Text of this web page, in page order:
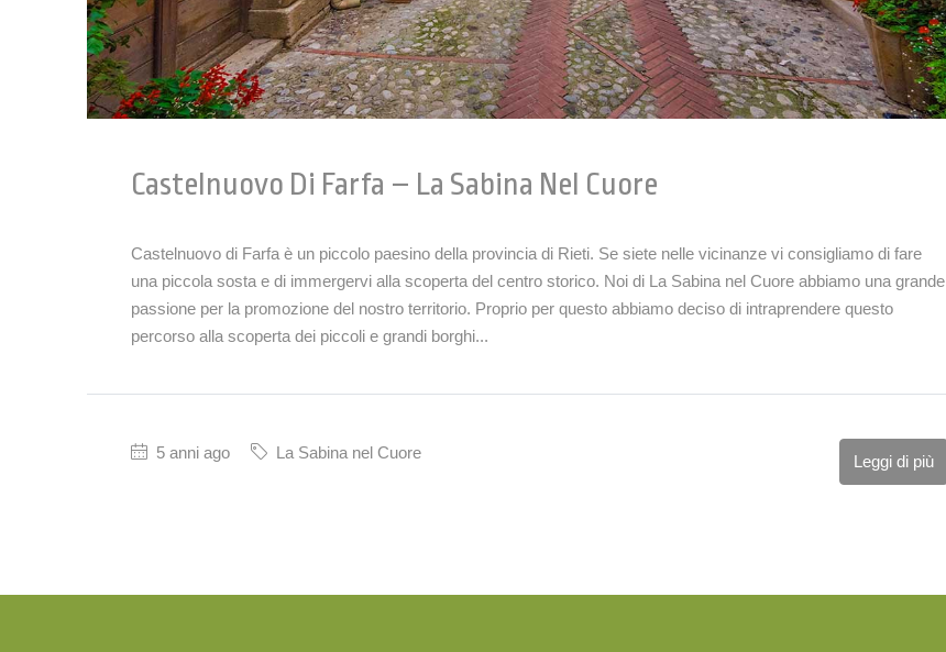
Castelnuovo Di Farfa – La Sabina Nel Cuore
Castelnuovo di Farfa è un piccolo paesino della provincia di Rieti. Se siete nelle vicinanze vi consigliamo di fare
una piccola sosta e di immergervi alla scoperta del centro storico. Noi di La Sabina nel Cuore abbiamo una grande
passione per la promozione del nostro territorio. Proprio per questo abbiamo deciso di intraprendere questo
percorso alla scoperta dei piccoli e grandi borghi...
5 anni ago La Sabina nel Cuore Leggi di più